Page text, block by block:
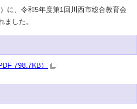
に、令和5年度第1回川西市総合教育会
ました。
798.7KB）